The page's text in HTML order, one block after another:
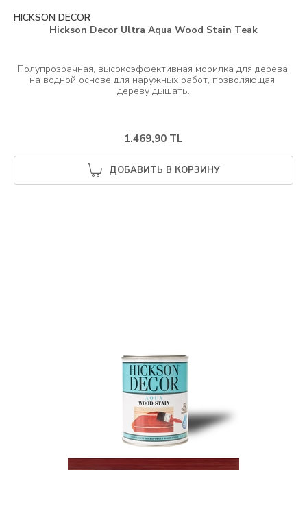
HICKSON DECOR
Hickson Decor Ultra Aqua Wood Stain Teak
Полупрозрачная, высокоэффективная морилка для дерева
на водной основе для наружных работ, позволяющая
1.469,90 TL
ДОБАВИТЬ В КОРЗИНУ